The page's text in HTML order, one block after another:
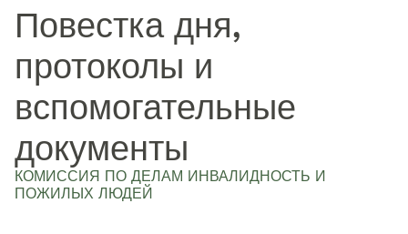
Повестка дня,
протоколы и
вспомогательные
документы
КОМИССИЯ ПО ДЕЛАМ ИНВАЛИДНОСТЬ И
ПОЖИЛЫХ ЛЮДЕЙ